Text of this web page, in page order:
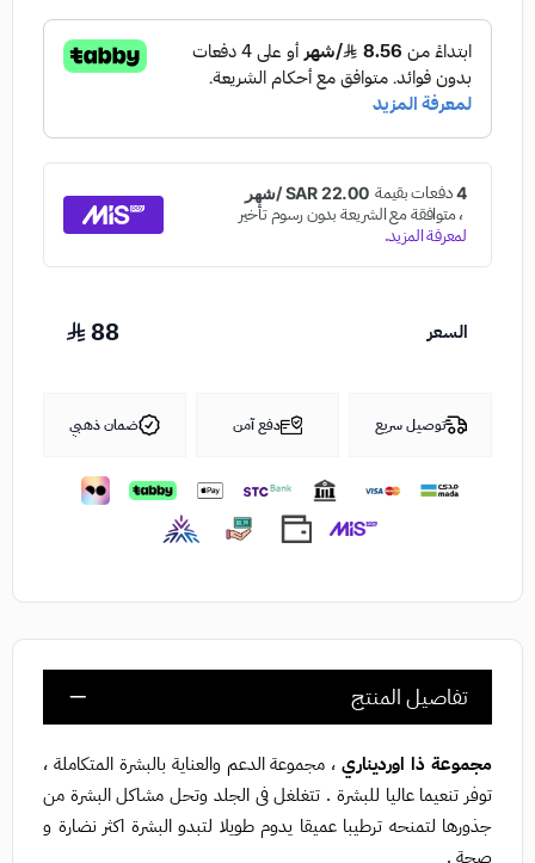
السعر 88
توصيل سريع دفع آمن ضمان ذهبي
تفاصيل المنتج
مجموعة ذا اورديناري، مجموعة الدعم والعناية بالبشرة المتكاملة ،
توفر تنعيما عاليا للبشرة . تتغلغل فى الجلد وتحل مشاكل البشرة من
جذورها لتمنحه ترطيبا عميقا يدوم طويلا لتبدو البشرة اكثر نضارة و
صحة .